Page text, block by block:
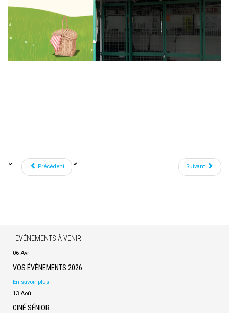
Précédent Suivant
EVÉNEMENTS À VENIR
06 Avr
VOS ÉVÉNEMENTS 2026
En savoir plus
13 Aoû
CINÉ SÉNIOR